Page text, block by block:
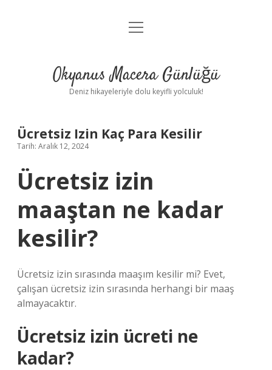
Anasayfa
Yasal Uyarı
menüyü
Okyanus Macera Günlüğü
Deniz hikayeleriyle dolu keyifli yolculuk!
Ücretsiz Izin Kaç Para Kesilir
Tarih: Aralık 12, 2024
Ücretsiz izin
maaştan ne kadar
kesilir?
Ücretsiz izin sırasında maaşım kesilir mi? Evet,
çalışan ücretsiz izin sırasında herhangi bir maaş
almayacaktır.
Ücretsiz izin ücreti ne
kadar?